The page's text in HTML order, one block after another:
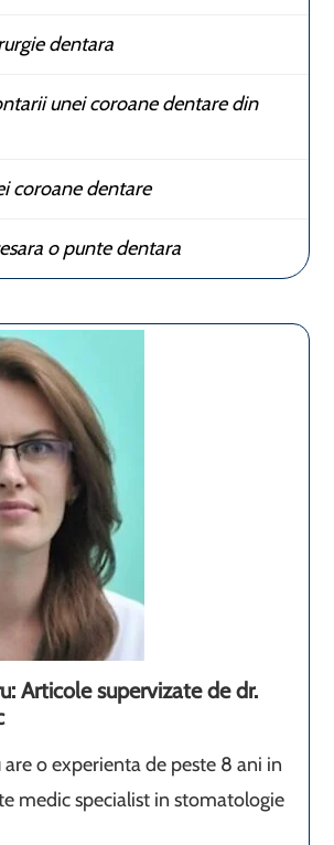
dentara
unei coroane dentare din
coroane dentare
o punte dentara
Articole supervizate de dr.
o experienta de peste 8 ani in
medic specialist in stomatologie